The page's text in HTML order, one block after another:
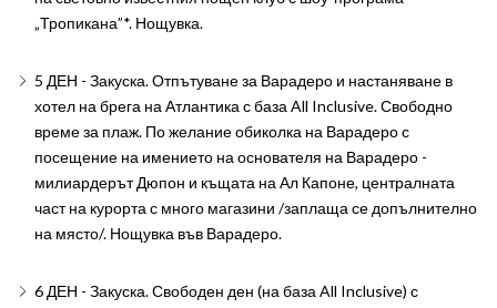
„Тропикана”*. Нощувка.
5 ДЕН - Закуска. Отпътуване за Варадеро и настаняване в
хотел на брега на Атлантика с база All Inclusive. Свободно
време за плаж. По желание обиколка на Варадеро с
посещение на имението на основателя на Варадеро -
милиардерът Дюпон и къщата на Ал Капоне, централната
част на курорта с много магазини /заплаща се допълнително
на място/. Нощувка във Варадеро.
6 ДЕН - Закуска. Свободен ден (на база All Inclusive) с